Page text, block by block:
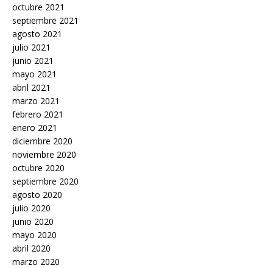
octubre 2021
septiembre 2021
agosto 2021
julio 2021
junio 2021
mayo 2021
abril 2021
marzo 2021
febrero 2021
enero 2021
diciembre 2020
noviembre 2020
octubre 2020
septiembre 2020
agosto 2020
julio 2020
junio 2020
mayo 2020
abril 2020
marzo 2020